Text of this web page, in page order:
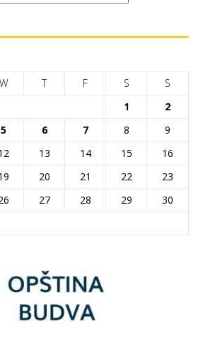
W T F S
S
1
2
5 6 7 8
9
13 14 15
16
20 21 22
23
27 28 29
30